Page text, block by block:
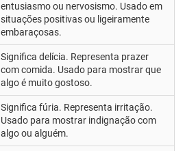
entusiasmo ou nervosismo. Usado em
situações positivas ou ligeiramente
embaraçosas.
Significa delícia. Representa prazer
com comida. Usado para mostrar que
algo é muito gostoso.
Significa fúria. Representa irritação.
Usado para mostrar indignação com
algo ou alguém.